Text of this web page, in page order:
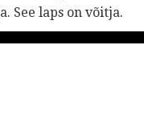
See laps on võitja.